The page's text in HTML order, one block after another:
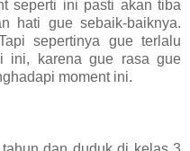
seperti ini pasti akan tiba
hati gue sebaik-baiknya.
sepertinya gue terlalu
ini, karena gue rasa gue
moment ini.